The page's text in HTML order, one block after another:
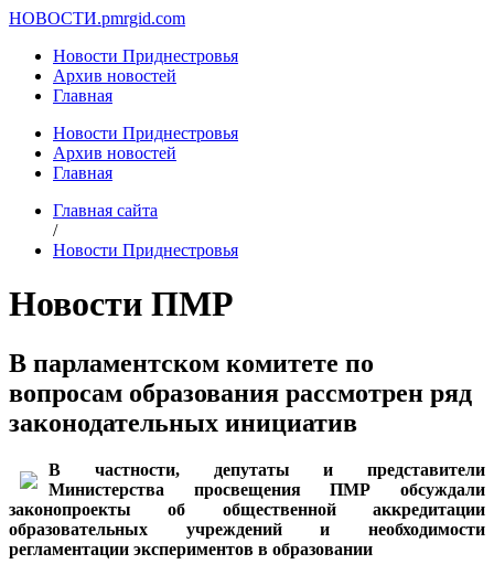
НОВОСТИ.pmrgid.com
Новости Приднестровья
Архив новостей
Главная
Новости Приднестровья
Архив новостей
Главная
Главная сайта
/
Новости Приднестровья
Новости ПМР
В парламентском комитете по
вопросам образования рассмотрен ряд
законодательных инициатив
В частности, депутаты и представители
Министерства просвещения ПМР обсуждали
законопроекты об общественной аккредитации
образовательных учреждений и необходимости
регламентации экспериментов в образовании